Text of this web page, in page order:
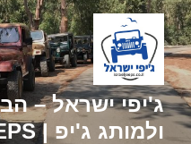
דילוג
לתוכן
ג'יפי ישראל –
ולמותג ג'יפ | ISRAEL JEEPS